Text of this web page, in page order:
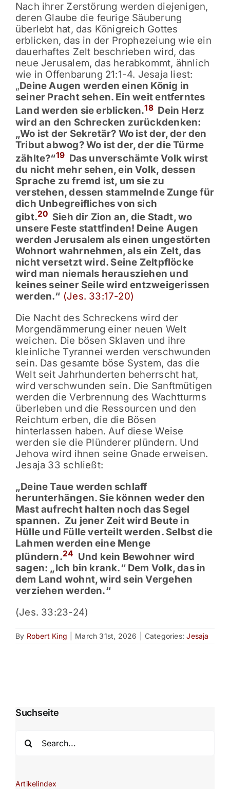
Nach ihrer Zerstörung werden diejenigen,
deren Glaube die feurige Säuberung
überlebt hat, das Königreich Gottes
erblicken, das in der Prophezeiung wie ein
dauerhaftes Zelt beschrieben wird, das
neue Jerusalem, das herabkommt, ähnlich
wie in Offenbarung 21:1-4. Jesaja liest:
„Deine Augen werden einen König in
seiner Pracht sehen. Ein weit entferntes
Land werden sie erblicken.18 Dein Herz
wird an den Schrecken zurückdenken:
„Wo ist der Sekretär? Wo ist der, der den
Tribut abwog? Wo ist der, der die Türme
zählte?“19 Das unverschämte Volk wirst
du nicht mehr sehen, ein Volk, dessen
Sprache zu fremd ist, um sie zu
verstehen, dessen stammelnde Zunge für
dich Unbegreifliches von sich
gibt.20 Sieh dir Zion an, die Stadt, wo
unsere Feste stattfinden! Deine Augen
werden Jerusalem als einen ungestörten
Wohnort wahrnehmen, als ein Zelt, das
nicht versetzt wird. Seine Zeltpflöcke
wird man niemals herausziehen und
keines seiner Seile wird entzweigerissen
werden.“ (Jes. 33:17-20)
Die Nacht des Schreckens wird der
Morgendämmerung einer neuen Welt
weichen. Die bösen Sklaven und ihre
kleinliche Tyrannei werden verschwunden
sein. Das gesamte böse System, das die
Welt seit Jahrhunderten beherrscht hat,
wird verschwunden sein. Die Sanftmütigen
werden die Verbrennung des Wachtturms
überleben und die Ressourcen und den
Reichtum erben, die die Bösen
hinterlassen haben. Auf diese Weise
werden sie die Plünderer plündern. Und
Jehova wird ihnen seine Gnade erweisen.
Jesaja 33 schließt:
„Deine Taue werden schlaff
herunterhängen. Sie können weder den
Mast aufrecht halten noch das Segel
spannen. Zu jener Zeit wird Beute in
Hülle und Fülle verteilt werden. Selbst die
Lahmen werden eine Menge
plündern.24 Und kein Bewohner wird
sagen: „Ich bin krank.“ Dem Volk, das in
dem Land wohnt, wird sein Vergehen
verziehen werden.“
(Jes. 33:23-24)
By Robert King March 31st, 2026 Categories:Jesaja
Suchseite
for:
Artikelindex